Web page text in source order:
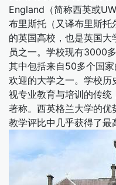
England（简称西英或
布里斯托（又译布里斯托
的英国高校，也是英国
员之一。学校现有3000
其中包括来自50多个国
欢迎的大学之一。学校
视专业教育与培训的传
著称。西英格兰大学的优
教学评比中几乎获得了最